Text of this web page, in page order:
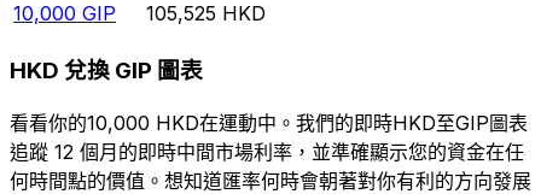
10,000 GIP 105,525 HKD
HKD 兌換 GIP 圖表
看看你的10,000 HKD在運動中。我們的即時HKD至GIP圖表
追蹤 12 個月的即時中間市場利率，並準確顯示您的資金在任
何時間點的價值。想知道匯率何時會朝著對你有利的方向發展